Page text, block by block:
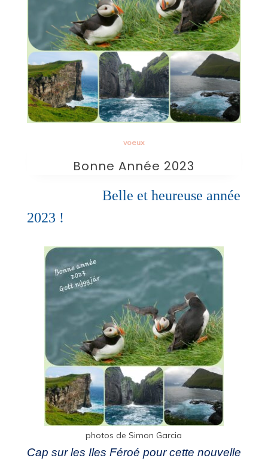
voeux
Bonne Année 2023
Belle et heureuse année
2023 !
photos de Simon Garcia
Cap sur les Iles Féroé pour cette nouvelle